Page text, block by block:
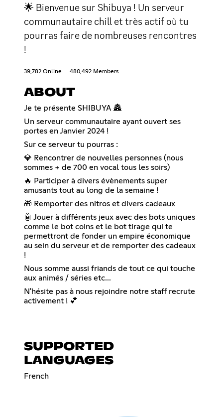
🌟 Bienvenue sur Shibuya ! Un serveur
communautaire chill et très actif où tu
pourras faire de nombreuses rencontres
!
39,782 Online 480,492 Members
ABOUT
Je te présente SHIBUYA 🏯
Un serveur communautaire ayant ouvert ses
portes en Janvier 2024 !
Sur ce serveur tu pourras :
💎 Rencontrer de nouvelles personnes (nous
sommes + de 700 en vocal tous les soirs)
🔥 Participer à divers évènements super
amusants tout au long de la semaine !
🎁 Remporter des nitros et divers cadeaux
🤖 Jouer à différents jeux avec des bots uniques
comme le bot coins et le bot tirage qui te
permettront de fonder un empire économique
au sein du serveur et de remporter des cadeaux
!
Nous somme aussi friands de tout ce qui touche
aux animés / séries etc...
N'hésite pas à nous rejoindre notre staff recrute
activement ! 💕
SUPPORTED
LANGUAGES
French